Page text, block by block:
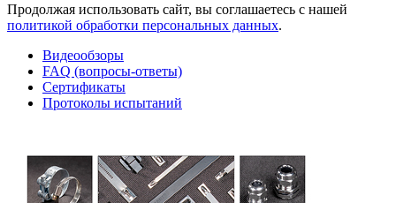
Продолжая использовать сайт, вы соглашаетесь с нашей
политикой обработки персональных данных.
Видеообзоры
FAQ (вопросы-ответы)
Сертификаты
Протоколы испытаний